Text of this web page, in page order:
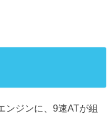
ンジンに、9速ATが組